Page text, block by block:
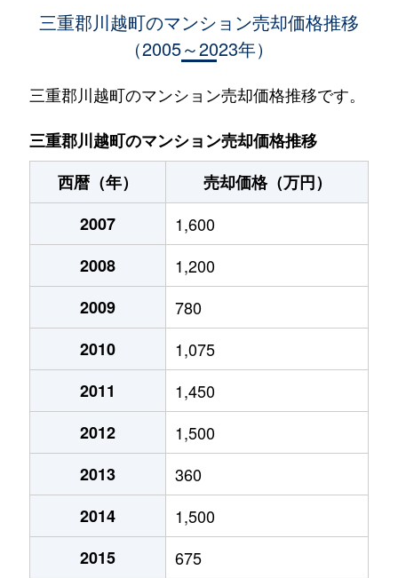
三重郡川越町のマンション売却価格推移
（2005～2023年）
三重郡川越町のマンション売却価格推移です。
三重郡川越町のマンション売却価格推移
西暦（年）
売却価格（万円）
2007
1,600
2008
1,200
2009
780
2010
1,075
2011
1,450
2012
1,500
2013
360
2014
1,500
2015
675